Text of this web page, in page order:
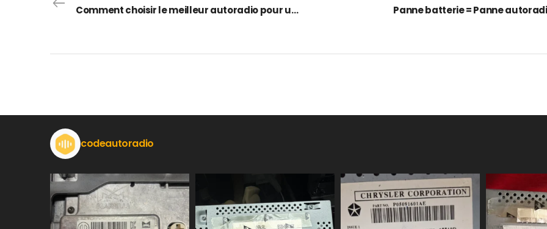
Comment choisir le meilleur autoradio pour une expérience de conduite optimale ? Panne batterie = Panne
codeautoradio